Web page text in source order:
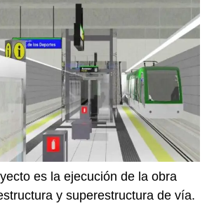
es la ejecución de la obra
y superestructura de vía.